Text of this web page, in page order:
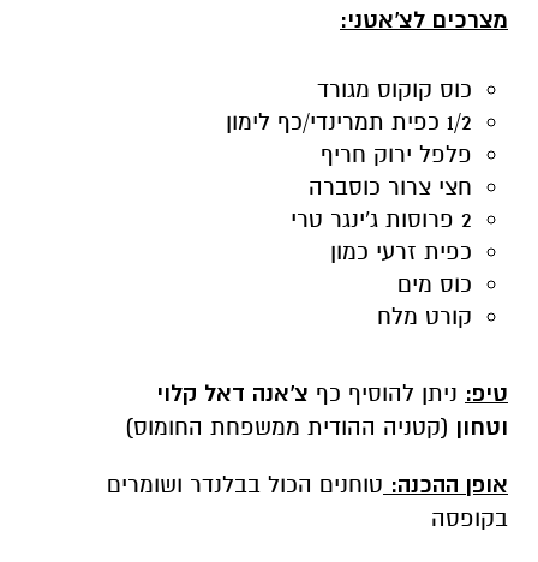
מצרכים לצ'אטני:
כוס קוקוס מגורד
1/2 כפית תמרינדי/כף לימון
פלפל ירוק חריף
חצי צרור כוסברה
2 פרוסות ג'ינגר טרי
כפית זרעי כמון
כוס מים
קורט מלח
טיפ: ניתן להוסיף כף צ'אנה דאל קלוי
וטחון (קטניה ההודית ממשפחת החומוס)
אופן ההכנה: טוחנים הכול בבלנדר ושומרים
בקופסה